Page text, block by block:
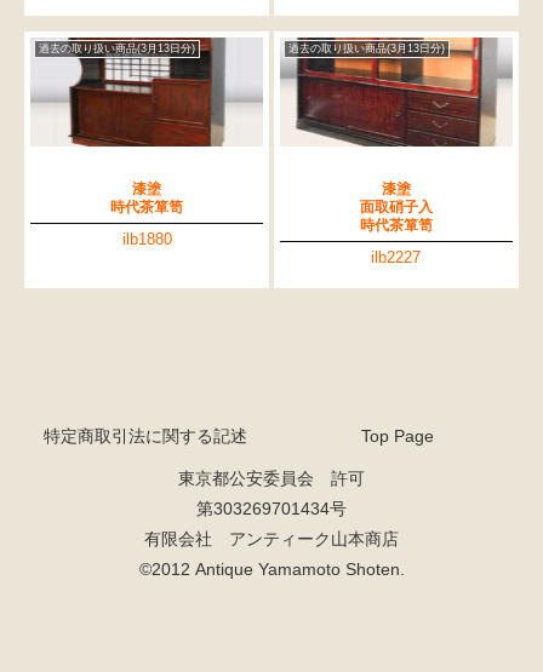
過去の取り扱い商品(3月13日分)
漆塗
時代茶箪笥
ilb1880
過去の取り扱い商品(3月13日分)
漆塗
面取硝子入
時代茶箪笥
ilb2227
特定商取引法に関する記述 Top Page
東京都公安委員会 許可
第303269701434号
有限会社 アンティーク山本商店
©2012 Antique Yamamoto Shoten.